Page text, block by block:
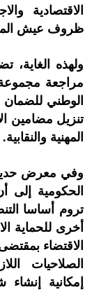
الاقتصادية
ظروف عيش
ولهذه الغاية،
مراجعة
الوطني للضمان
تنزيل مضامين
المهنية والنقابية.
وفي معرض
الحكومية إلى
تروم أساسا
أخرى للحماية
الاقتضاء
الصلاحيات
إمكانية